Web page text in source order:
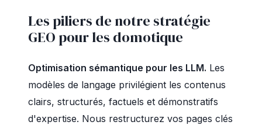
Les piliers de notre stratégie
GEO pour les domotique
Optimisation sémantique pour les LLM. Les
modèles de langage privilégient les contenus
clairs, structurés, factuels et démonstratifs
d'expertise. Nous restructurez vos pages clés